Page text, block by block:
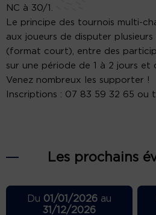
NC à 30/1.
Le principe des tournois multi-
aux joueurs de disputer
(format court), entre des
sur une période de 1 à 2 jours et
Venez nombreux les supporter !
Inscriptions : 07 83 59 32 65 ou
Les prochains
Du 01/01/2026au
31/12/2026